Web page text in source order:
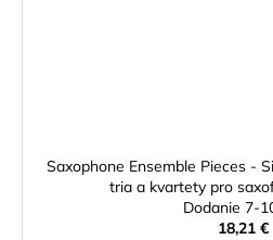
Saxophone Ensemble Pieces -
tria a kvartety pro
Dodanie 7-
18,21 €